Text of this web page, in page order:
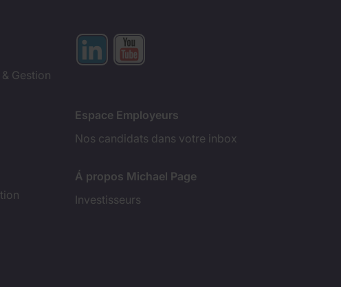
Gestion
Espace Employeurs
Nos candidats dans votre inbox
Á propos Michael Page
Investisseurs